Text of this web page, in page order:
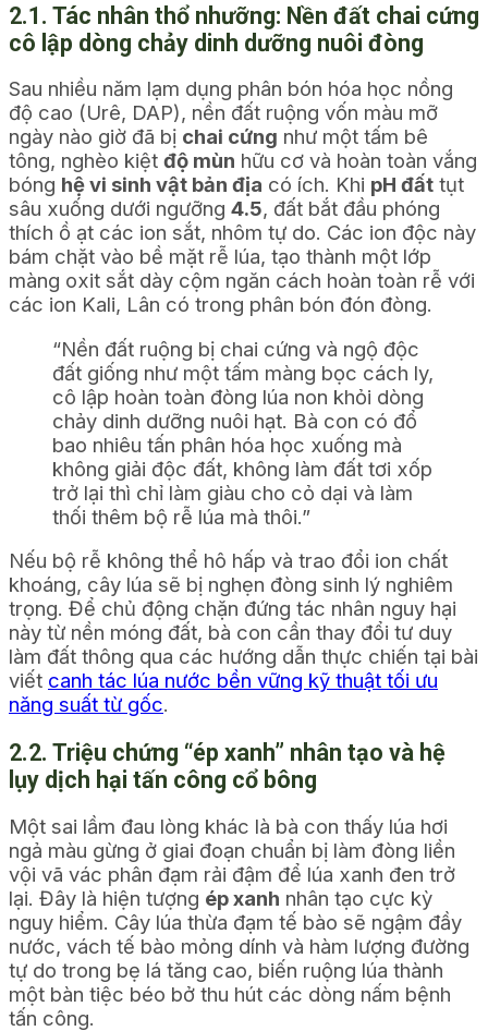
2.1. Tác nhân thổ nhưỡng: Nền đất chai cứng
cô lập dòng chảy dinh dưỡng nuôi đòng
Sau nhiều năm lạm dụng phân bón hóa học nồng
độ cao (Urê, DAP), nền đất ruộng vốn màu mỡ
ngày nào giờ đã bị chai cứng như một tấm bê
tông, nghèo kiệt độ mùn hữu cơ và hoàn toàn vắng
bóng hệ vi sinh vật bản địa có ích. Khi pH đất tụt
sâu xuống dưới ngưỡng 4.5, đất bắt đầu phóng
thích ồ ạt các ion sắt, nhôm tự do. Các ion độc này
bám chặt vào bề mặt rễ lúa, tạo thành một lớp
màng oxit sắt dày cộm ngăn cách hoàn toàn rễ với
các ion Kali, Lân có trong phân bón đón đòng.
“Nền đất ruộng bị chai cứng và ngộ độc
đất giống như một tấm màng bọc cách ly,
cô lập hoàn toàn đòng lúa non khỏi dòng
chảy dinh dưỡng nuôi hạt. Bà con có đổ
bao nhiêu tấn phân hóa học xuống mà
không giải độc đất, không làm đất tơi xốp
trở lại thì chỉ làm giàu cho cỏ dại và làm
thối thêm bộ rễ lúa mà thôi.”
Nếu bộ rễ không thể hô hấp và trao đổi ion chất
khoáng, cây lúa sẽ bị nghẹn đòng sinh lý nghiêm
trọng. Để chủ động chặn đứng tác nhân nguy hại
này từ nền móng đất, bà con cần thay đổi tư duy
làm đất thông qua các hướng dẫn thực chiến tại bài
viết canh tác lúa nước bền vững kỹ thuật tối ưu
năng suất từ gốc.
2.2. Triệu chứng “ép xanh” nhân tạo và hệ
lụy dịch hại tấn công cổ bông
Một sai lầm đau lòng khác là bà con thấy lúa hơi
ngả màu gừng ở giai đoạn chuẩn bị làm đòng liền
vội vã vác phân đạm rải đậm để lúa xanh đen trở
lại. Đây là hiện tượng ép xanh nhân tạo cực kỳ
nguy hiểm. Cây lúa thừa đạm tế bào sẽ ngậm đầy
nước, vách tế bào mỏng dính và hàm lượng đường
tự do trong bẹ lá tăng cao, biến ruộng lúa thành
một bàn tiệc béo bở thu hút các dòng nấm bệnh
tấn công.